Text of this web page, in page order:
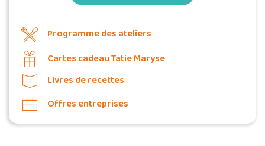
Programme des ateliers
Cartes cadeau Tatie Maryse
Livres de recettes
Offres entreprises